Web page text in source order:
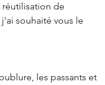
réutilisation de
souhaité vous le
les passants et